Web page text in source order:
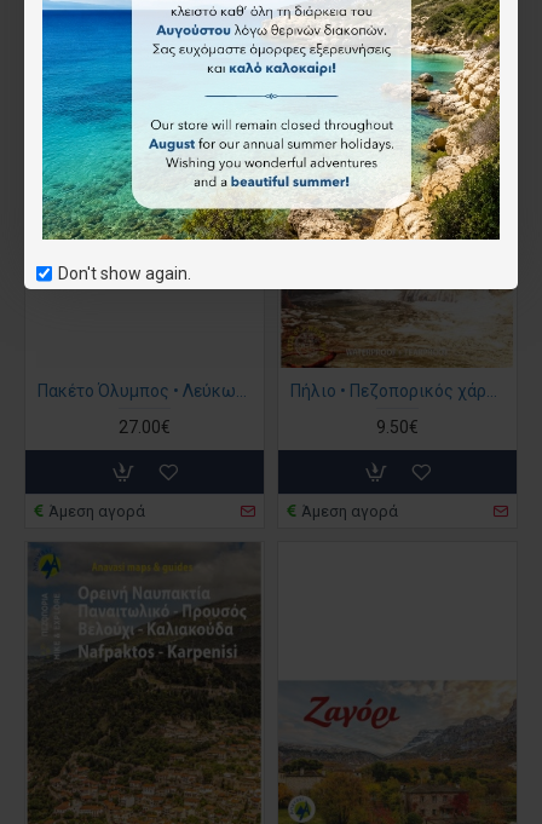
Don't show again.
Πακέτο Όλυμπος • Λεύκωμα μαζί με πεζοπορικό χάρτη
27.00€
Άμεση αγορά
Πήλιο • Πεζοπορικός χάρτης 1:45 000
9.50€
Άμεση αγορά